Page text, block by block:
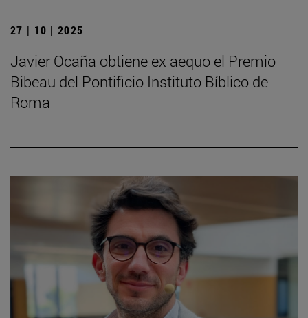
27 | 10 | 2025
Javier Ocaña obtiene ex aequo el Premio
Bibeau del Pontificio Instituto Bíblico de
Roma